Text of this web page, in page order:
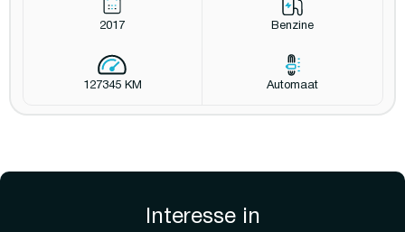
2017 Benzine
127345 KM Automaat
Interesse in